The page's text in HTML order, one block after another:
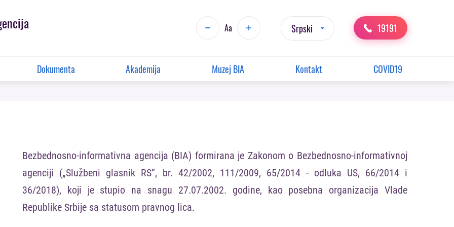
Aa Srpski 19191
Dokumenta Akademija Muzej BIA Kontakt COVID19
Bezbednosno-informativna agencija (BIA) formirana je Zakonom o Bezbednosno-informativnoj
agenciji („Službeni glasnik RS”, br. 42/2002, 111/2009, 65/2014 - odluka US, 66/2014 i
36/2018), koji je stupio na snagu 27.07.2002. godine, kao posebna organizacija Vlade
Republike Srbije sa statusom pravnog lica.